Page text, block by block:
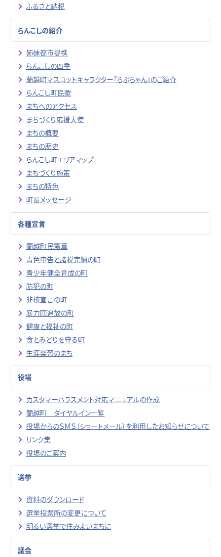
ふるさと納税
らんこしの紹介
姉妹都市提携
らんこしの四季
蘭越町マスコットキャラクター『らぶちゃん』のご紹介
らんこし町民歌
まちへのアクセス
まちづくり応援大使
まちの概要
まちの歴史
らんこし町エリアマップ
まちづくり施策
まちの特色
町長メッセージ
各種宣言
蘭越町民憲章
青色申告と諸税完納の町
青少年健全育成の町
防犯の町
非核宣言の町
暴力団追放の町
健康と福祉の町
食とみどりを守る町
生涯楽習のまち
役場
カスタマーハラスメント対応マニュアルの作成
蘭越町 ダイヤルイン一覧
役場からのＳＭＳ（ショートメール）を利用したお知らせについて
リンク集
役場のご案内
選挙
資料のダウンロード
選挙投票所の変更について
明るい選挙で住みよいまちに
議会